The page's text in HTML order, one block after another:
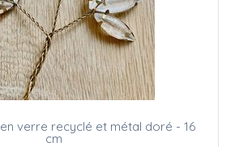
verre recyclé et métal doré - 16
cm